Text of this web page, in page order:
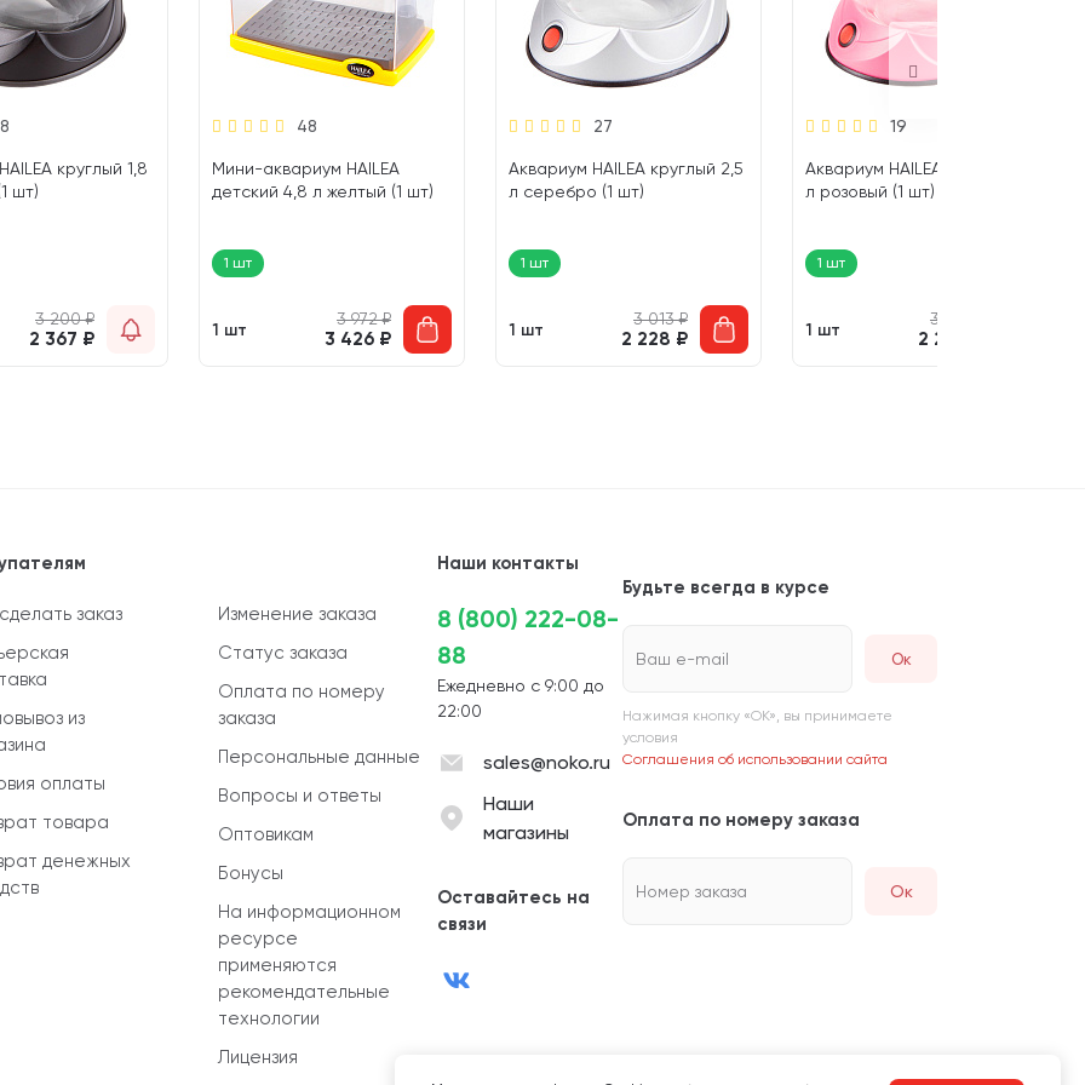
8
круглый 1,8
шт)
3 200₽
2 367 ₽
48
Мини-аквариум HAILEA
детский 4,8 л желтый (1 шт)
1 шт
1 шт
3 972₽
3 426 ₽
27
Аквариум HAILEA круглый 2,5
л серебро (1 шт)
1 шт
1 шт
3 013₽
2 228 ₽
19
Аквариум HAILEA круглый 2,5
л розовый (1 шт)
1 шт
1 шт
3 013
2 228
заказ
из
оплаты
товара
денежных
Изменение заказа
Статус заказа
Оплата по номеру
заказа
Персональные данные
Вопросы и ответы
Оптовикам
Бонусы
На информационном
ресурсе
применяются
рекомендательные
технологии
Лицензия
Наши контакты
8 (800) 222-08-
88
Ежедневно с 9:00 до
22:00
sales@noko.ru
Наши
магазины
Оставайтесь на
связи
Будьте всегда в курсе
Ваш e-mail
Нажимая кнопку «ОК», вы принимаете
условия
Соглашения об использовании сайта
Оплата по номеру заказа
Номер заказа Ок